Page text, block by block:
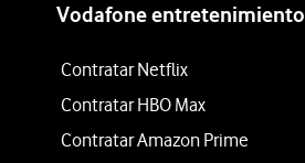
Vodafone entretenimiento
Contratar Netflix
Contratar HBO Max
Contratar Amazon Prime